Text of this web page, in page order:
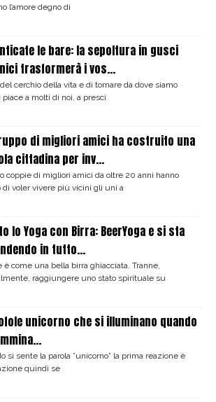
l’amore degno di
le bare: la sepoltura in gusci
trasformerà i vos...
del cerchio della vita e di tornare da dove siamo
a molti di noi, a presci
di migliori amici ha costruito una
cittadina per inv...
coppie di migliori amici da oltre 20 anni hanno
di voler vivere più vicini gli uni a
lo Yoga con Birra: BeerYoga e si sta
in tutto...
è come una bella birra ghiacciata. Tranne,
raggiungere uno stato spirituale su
unicorno che si illuminano quando
si sente la parola ”unicorno” la prima reazione è
quindi se